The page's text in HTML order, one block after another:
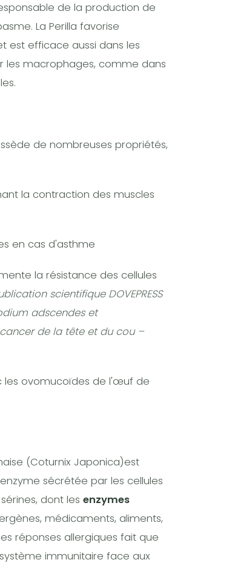
de la production de
La Perilla favorise
est efficace aussi dans les
les macrophages, comme dans
de nombreuses propriétés,
la contraction des muscles
en cas d'asthme
la résistance des cellules
scientifique DOVEPRESS
adscendes et
de la tête et du cou –
les ovomucoïdes de l'œuf de
(Coturnix Japonica)est
sécrétée par les cellules
dont les enzymes
médicaments, aliments,
réponses allergiques fait que
immunitaire face aux